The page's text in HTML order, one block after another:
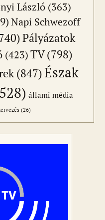
László (363)
Napi Schwezoff
Pályázatok
(423)TV(798)
(847)Észak
állami média
(26)